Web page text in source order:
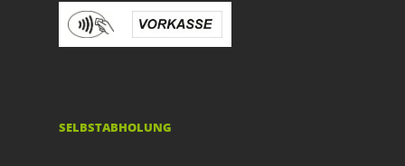
SELBSTABHOLUNG